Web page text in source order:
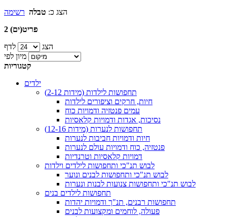
הצג כ: טבלה רשימה
2 פריט(ים)
הצג
לדף
מיון לפי
קטגוריות
ילדים
תחפושות לילדות (מידות 2-12)
חיות, חרקים וציפורים לילדות
עמים פנטזיה ודמויות כוח
נסיכות, אגדות ודמויות קלאסיות
תחפושות לנערות (מידות 12-16)
חיות ודמויות חביבות לנערות
פנטזיה, כוח ודמויות עולם לנערות
דמויות קלאסיות וטרנדיות
לבוש תנ"כי ותחפושות לילדים וילדות
לבוש תנ"כי ותחפושות לבנים ונוער
לבוש תנ"כי ותחפושות צנועות לבנות ונערות
תחפושות לילדים בנים
תחפושות רבנים, תנ"ך ודמויות יהדות
פעולה, לוחמים ומקצועות לבנים